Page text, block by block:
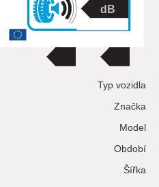
Typ vozidla
Značka
Model
Období
Šířka